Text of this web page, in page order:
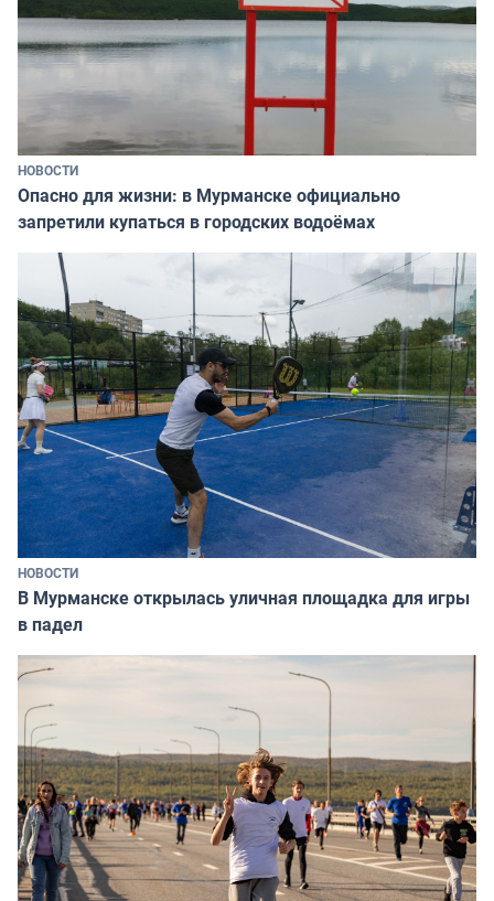
НОВОСТИ
Опасно для жизни: в Мурманске официально
запретили купаться в городских водоёмах
НОВОСТИ
В Мурманске открылась уличная площадка для игры
в падел